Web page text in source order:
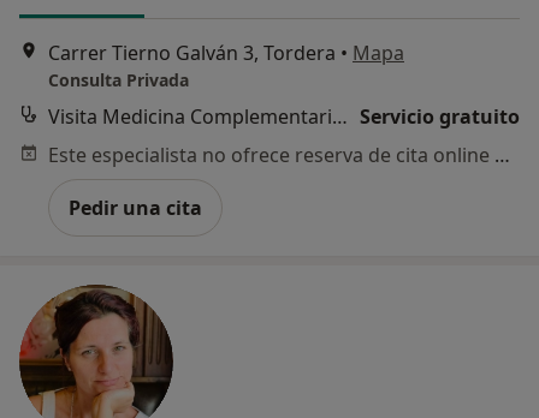
Carrer Tierno Galván 3, Tordera • Mapa
Consulta Privada
Visita Medicina Complementaria y terapias alternativas Servicio gratuito
Este especialista no ofrece reserva de cita online en esta dirección.
Pedir una cita